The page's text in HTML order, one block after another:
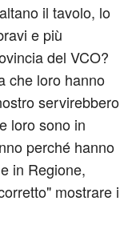
il tavolo, lo
e più
del VCO?
che loro hanno
servirebbero
loro sono in
perché hanno
in Regione,
mostrare i